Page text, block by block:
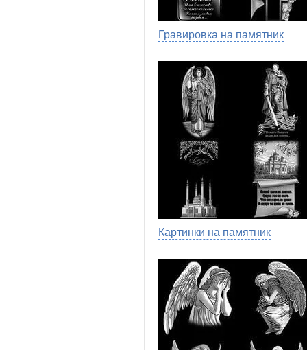
Гравировка на памятник
Картинки на памятник